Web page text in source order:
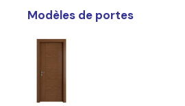
Modèles de portes